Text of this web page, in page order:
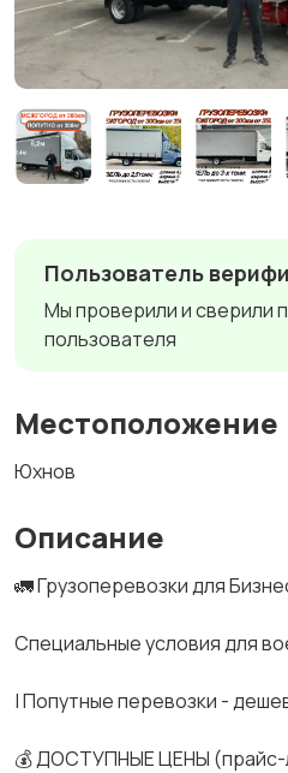
Пользователь
Мы проверили и сверили
пользователя
Местоположение
Юхнов
Описание
🚛 Грузоперевозки для
Спeциальные услoвия для
| Попутные перевозки -
💰 ДОСТУПНЫЕ ЦЕНЫ (прайс-